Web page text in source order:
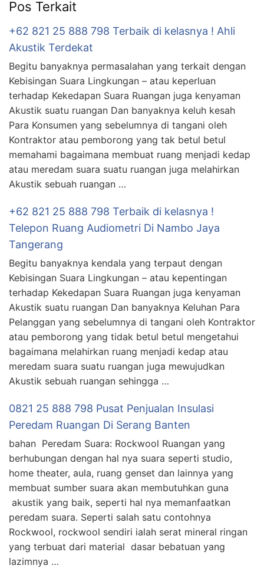
Pos Terkait
+62 821 25 888 798 Terbaik di kelasnya ! Ahli
Akustik Terdekat
Begitu banyaknya permasalahan yang terkait dengan
Kebisingan Suara Lingkungan – atau keperluan
terhadap Kekedapan Suara Ruangan juga kenyaman
Akustik suatu ruangan Dan banyaknya keluh kesah
Para Konsumen yang sebelumnya di tangani oleh
Kontraktor atau pemborong yang tak betul betul
memahami bagaimana membuat ruang menjadi kedap
atau meredam suara suatu ruangan juga melahirkan
Akustik sebuah ruangan …
+62 821 25 888 798 Terbaik di kelasnya !
Telepon Ruang Audiometri Di Nambo Jaya
Tangerang
Begitu banyaknya kendala yang terpaut dengan
Kebisingan Suara Lingkungan – atau kepentingan
terhadap Kekedapan Suara Ruangan juga kenyaman
Akustik suatu ruangan Dan banyaknya Keluhan Para
Pelanggan yang sebelumnya di tangani oleh Kontraktor
atau pemborong yang tidak betul betul mengetahui
bagaimana melahirkan ruang menjadi kedap atau
meredam suara suatu ruangan juga mewujudkan
Akustik sebuah ruangan sehingga …
0821 25 888 798 Pusat Penjualan Insulasi
Peredam Ruangan Di Serang Banten
bahan Peredam Suara: Rockwool Ruangan yang
berhubungan dengan hal nya suara seperti studio,
home theater, aula, ruang genset dan lainnya yang
membuat sumber suara akan membutuhkan guna
akustik yang baik, seperti hal nya memanfaatkan
peredam suara. Seperti salah satu contohnya
Rockwool, rockwool sendiri ialah serat mineral ringan
yang terbuat dari material dasar bebatuan yang
lazimnya …